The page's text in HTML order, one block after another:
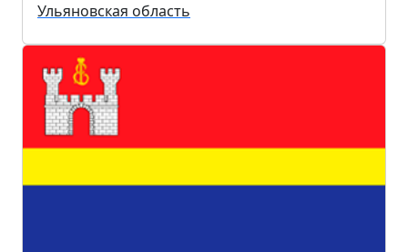
Ульяновская область